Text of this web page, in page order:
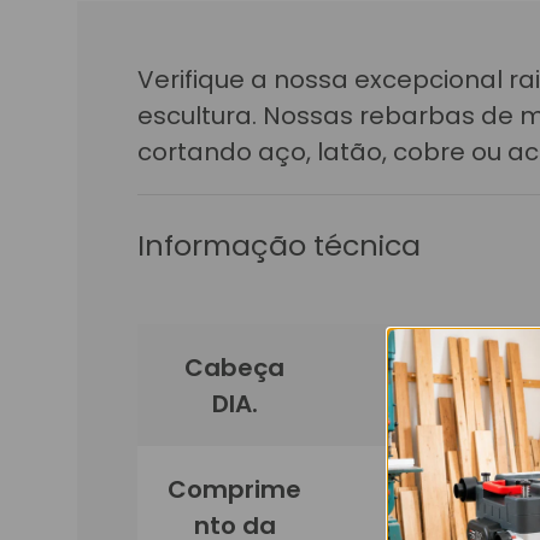
Verifique a nossa excepcional
escultura. Nossas rebarbas de
cortando aço, latão, cobre ou
Informação técnica
Cabeça
DIA.
Comprime
nto da